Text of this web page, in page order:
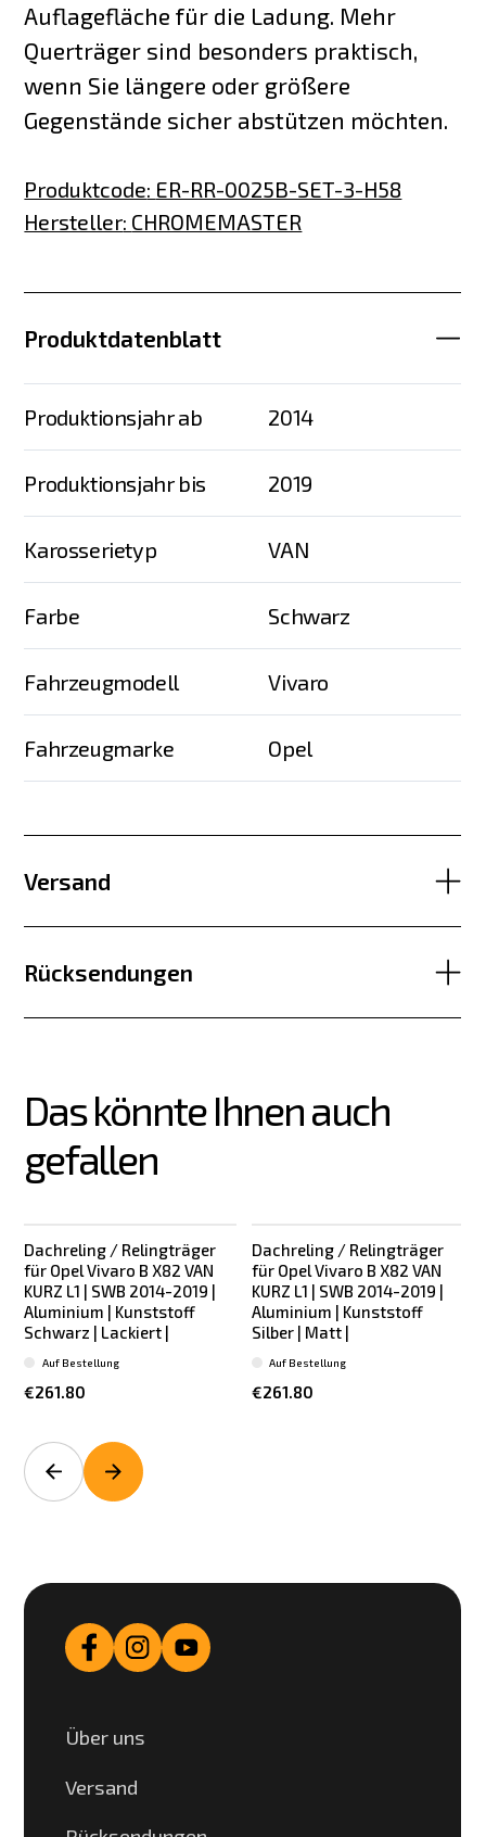
Auflagefläche für die Ladung. Mehr
Querträger sind besonders praktisch,
wenn Sie längere oder größere
Gegenstände sicher abstützen möchten.
Produktcode: ER-RR-0025B-SET-3-H58
Hersteller: CHROMEMASTER
Produktdatenblatt
Produktionsjahr ab 2014
Produktionsjahr bis 2019
Karosserietyp VAN
Farbe Schwarz
Fahrzeugmodell Vivaro
Fahrzeugmarke Opel
Versand
Rücksendungen
Das könnte Ihnen auch
gefallen
Dachreling / Relingträger
für Opel Vivaro B X82 VAN
KURZ L1 | SWB 2014-2019 |
Aluminium | Kunststoff
Schwarz | Lackiert |
€261.80
Auf Bestellung
Bestseller
Dachreling / Relingträger
für Opel Vivaro B X82 VAN
KURZ L1 | SWB 2014-2019 |
Aluminium | Kunststoff
Silber | Matt |
€261.80
Auf Bestellung
Über uns
Versand